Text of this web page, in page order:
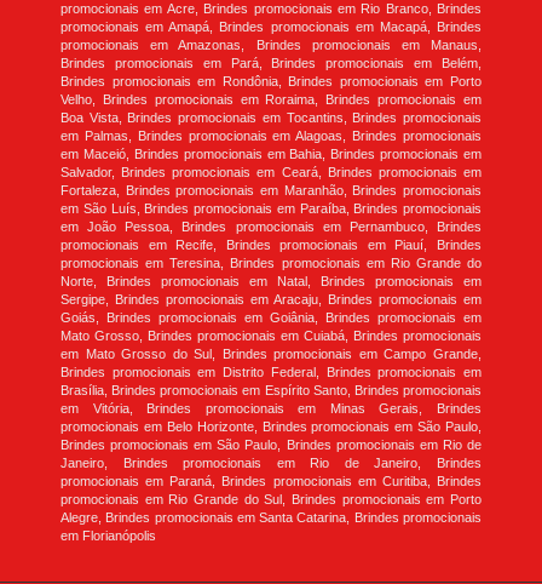
promocionais em Acre, Brindes promocionais em Rio Branco, Brindes
promocionais em Amapá, Brindes promocionais em Macapá, Brindes
promocionais em Amazonas, Brindes promocionais em Manaus,
Brindes promocionais em Pará, Brindes promocionais em Belém,
Brindes promocionais em Rondônia, Brindes promocionais em Porto
Velho, Brindes promocionais em Roraima, Brindes promocionais em
Boa Vista, Brindes promocionais em Tocantins, Brindes promocionais
em Palmas, Brindes promocionais em Alagoas, Brindes promocionais
em Maceió, Brindes promocionais em Bahia, Brindes promocionais em
Salvador, Brindes promocionais em Ceará, Brindes promocionais em
Fortaleza, Brindes promocionais em Maranhão, Brindes promocionais
em São Luís, Brindes promocionais em Paraíba, Brindes promocionais
em João Pessoa, Brindes promocionais em Pernambuco, Brindes
promocionais em Recife, Brindes promocionais em Piauí, Brindes
promocionais em Teresina, Brindes promocionais em Rio Grande do
Norte, Brindes promocionais em Natal, Brindes promocionais em
Sergipe, Brindes promocionais em Aracaju, Brindes promocionais em
Goiás, Brindes promocionais em Goiânia, Brindes promocionais em
Mato Grosso, Brindes promocionais em Cuiabá, Brindes promocionais
em Mato Grosso do Sul, Brindes promocionais em Campo Grande,
Brindes promocionais em Distrito Federal, Brindes promocionais em
Brasília, Brindes promocionais em Espírito Santo, Brindes promocionais
em Vitória, Brindes promocionais em Minas Gerais, Brindes
promocionais em Belo Horizonte, Brindes promocionais em São Paulo,
Brindes promocionais em São Paulo, Brindes promocionais em Rio de
Janeiro, Brindes promocionais em Rio de Janeiro, Brindes
promocionais em Paraná, Brindes promocionais em Curitiba, Brindes
promocionais em Rio Grande do Sul, Brindes promocionais em Porto
Alegre, Brindes promocionais em Santa Catarina, Brindes promocionais
em Florianópolis